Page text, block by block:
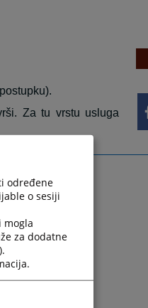
Za tu vrstu usluga
određene
o sesiji
mogla
za dodatne